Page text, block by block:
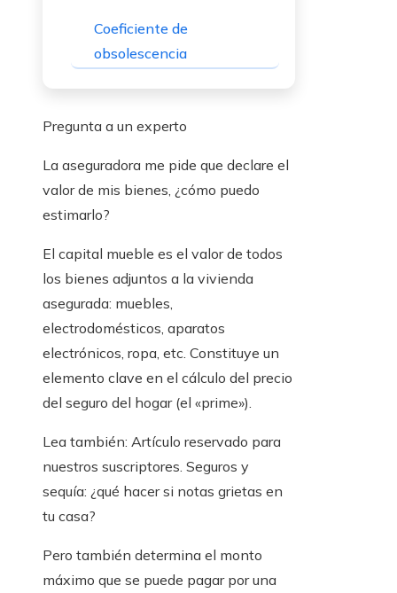
Coeficiente de
obsolescencia
Pregunta a un experto
La aseguradora me pide que declare el
valor de mis bienes, ¿cómo puedo
estimarlo?
El capital mueble es el valor de todos
los bienes adjuntos a la vivienda
asegurada: muebles,
electrodomésticos, aparatos
electrónicos, ropa, etc. Constituye un
elemento clave en el cálculo del precio
del seguro del hogar (el «prime»).
Lea también: Artículo reservado para
nuestros suscriptores. Seguros y
sequía: ¿qué hacer si notas grietas en
tu casa?
Pero también determina el monto
máximo que se puede pagar por una